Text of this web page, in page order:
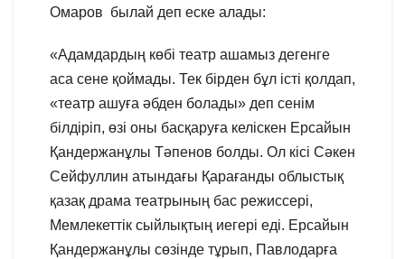
Омаров былай деп еске алады:
«Адамдардың көбі театр ашамыз дегенге
аса сене қоймады. Тек бірден бұл істі қолдап,
«театр ашуға әбден болады» деп сенім
білдіріп, өзі оны басқаруға келіскен Ерсайын
Қандержанұлы Тәпенов болды. Ол кісі Сәкен
Сейфуллин атындағы Қарағанды облыстық
қазақ драма театрының бас режиссері,
Мемлекеттік сыйлықтың иегері еді. Ерсайын
Қандержанұлы сөзінде тұрып, Павлодарға